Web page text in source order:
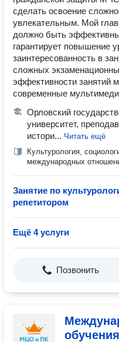
сделать освоение
увлекательным. Мой
должно быть
гарантирует повышение
заинтересованность в
сложных
эффективности занятий
современные
Орловский
университет,
истори... Читать ещё
Культурология,
международных
Занятие по
репетитором
Ещё 4 услуги
Позвонить
обучения